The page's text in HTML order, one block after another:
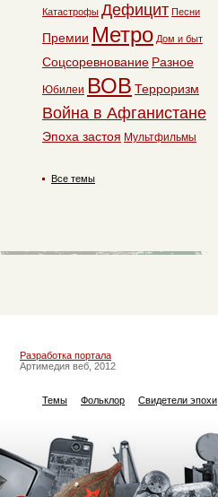
Катастрофы Дефицит Песни
Премии Метро Дом и быт
Соцсоревнование Разное
Юбилеи ВОВ Терроризм
Война в Афганистане
Эпоха застоя Мультфильмы
Все темы
Разработка портала
Артимедия веб, 2012
Темы Фольклор Свидетели эпохи